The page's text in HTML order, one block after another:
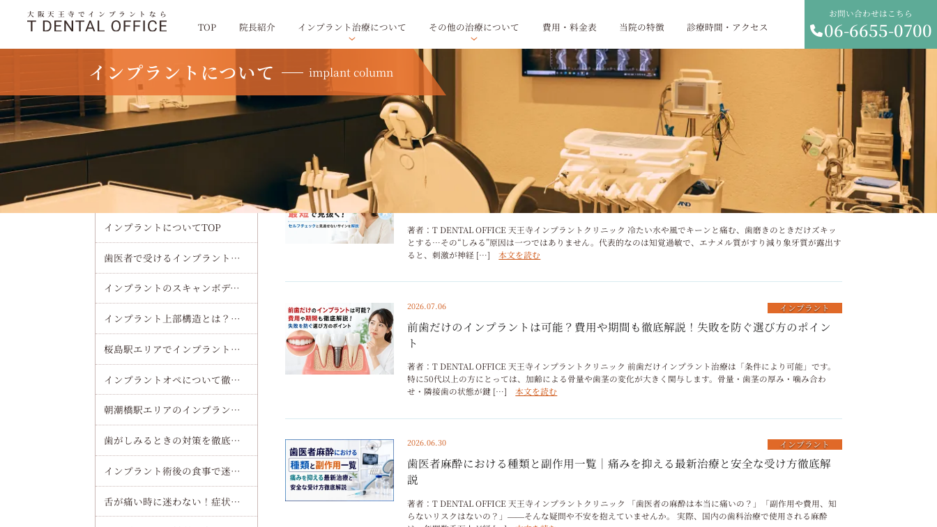
大阪天王寺でインプラントなら
TOP 院長紹介 インプラント治療について その他の治療について 費用・料金表 当院の特徴 診療時間・アクセス
インプラントについて implant column
TOP インプラント
2026.07.07
歯がしみる原因を最短で見抜く！セルフチェックと見逃せないサインを解説
著者：T DENTAL OFFICE 天王寺インプラントクリニック 冷たい水や風でキーンと痛む、歯磨きのときだけズキッ
とする…その“しみる”原因は一つではありません。代表的なのは知覚過敏で、エナメル質がすり減り象牙質が露出す
ると、刺激が神経 […]本文を読む
インプラント
2026.07.06
前歯だけのインプラントは可能？費用や期間も徹底解説！失敗を防ぐ選び方のポイン
ト
著者：T DENTAL OFFICE 天王寺インプラントクリニック 前歯だけインプラント治療は「条件により可能」です。
特に50代以上の方にとっては、加齢による骨量や歯茎の変化が大きく関与します。骨量・歯茎の厚み・噛み合わ
せ・隣接歯の状態が鍵 […]本文を読む
インプラント
2026.06.30
歯医者麻酔における種類と副作用一覧｜痛みを抑える最新治療と安全な受け方徹底解
説
著者：T DENTAL OFFICE 天王寺インプラントクリニック 「歯医者の麻酔は本当に痛いの？」「副作用や費用、知
らないリスクはないの？」――そんな疑問や不安を抱えていませんか。 実際、国内の歯科治療で使用される麻酔
インプラント
インプラントについて
インプラントについてTOP
歯医者で受けるインプラント治療の流れ・費用・術後ケアまで初心者向けに徹底解説
インプラントのスキャンボディで精度を極める最新ワークフローと選び方
インプラント上部構造とは？種類・素材・費用・交換時期までわかりやすく解説
桜島駅エリアでインプラント（オールオンフォー）治療の魅力を徹底解説
インプラントオペについて徹底解説！流れや痛み・費用まで安心してわかるガイド
朝潮橋駅エリアのインプラント（オールオンフォー）で費用や流れを徹底解説！安心して通院できる秘訣をチェック
歯がしみるときの対策を徹底解説！原因別セルフケアと受診目安を短時間で理解する方法
インプラント術後の食事で迷わない完全ガイド！当日から一週間まで痛みを最小化するコツ
舌が痛い時に迷わない！症状別・部位別の受診ガイドと病院の選び方
お問い合わせはこちら
06-6655-0700